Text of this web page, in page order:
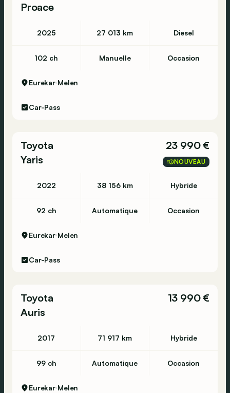
Proace
2025 27 013 km Diesel
102 ch Manuelle Occasion
Eurekar Melen
Car-Pass
Toyota
Yaris
23 990 €
NOUVEAU
2022 38 156 km Hybride
92 ch Automatique Occasion
Eurekar Melen
Car-Pass
Toyota
Auris
13 990 €
2017 71 917 km Hybride
99 ch Automatique Occasion
Eurekar Melen